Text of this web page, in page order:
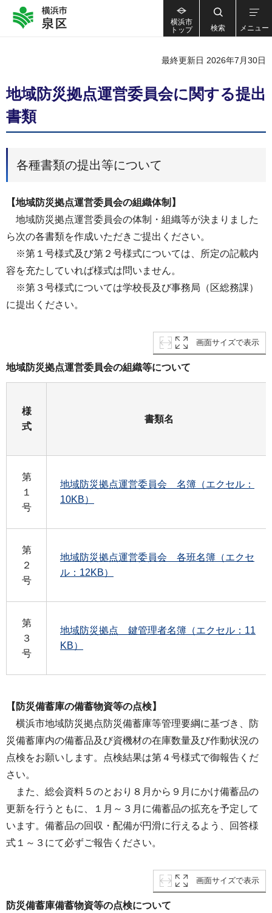
横浜市
トップ
検索 メニュー
最終更新日 2026年7月30日
地域防災拠点運営委員会に関する提出
書類
各種書類の提出等について
【地域防災拠点運営委員会の組織体制】
地域防災拠点運営委員会の体制・組織等が決まりました
ら次の各書類を作成いただきご提出ください。
※第１号様式及び第２号様式については、所定の記載内
容を充たしていれば様式は問いません。
※第３号様式については学校長及び事務局（区総務課）
に提出ください。
画面サイズで表示
地域防災拠点運営委員会の組織等について
様
式
書類名
第
１
号
地域防災拠点運営委員会 名簿（エクセル：
10KB）
第
２
号
地域防災拠点運営委員会 各班名簿（エクセ
ル：12KB）
第
３
号
地域防災拠点 鍵管理者名簿（エクセル：11
KB）
【防災備蓄庫の備蓄物資等の点検】
横浜市地域防災拠点防災備蓄庫等管理要綱に基づき、防
災備蓄庫内の備蓄品及び資機材の在庫数量及び作動状況の
点検をお願いします。点検結果は第４号様式で御報告くだ
さい。
また、総会資料５のとおり８月から９月にかけ備蓄品の
更新を行うともに、１月～３月に備蓄品の拡充を予定して
います。備蓄品の回収・配備が円滑に行えるよう、回答様
式１～３にて必ずご報告ください。
画面サイズで表示
防災備蓄庫備蓄物資等の点検について